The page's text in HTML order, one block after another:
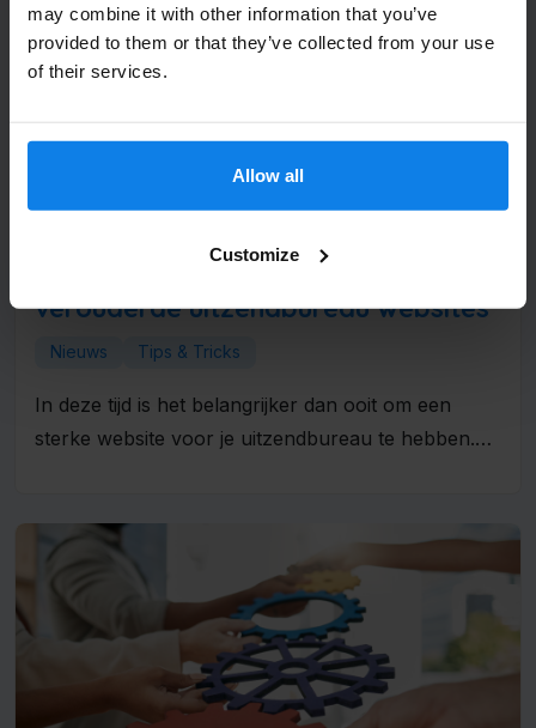
may combine it with other information that you’ve
provided to them or that they’ve collected from your use
of their services.
Allow all
Customize
Waarom kandidaten afhaken bij
verouderde uitzendbureau websites
Nieuws Tips & Tricks
In deze tijd is het belangrijker dan ooit om een
sterke website voor je uitzendbureau te hebben.
Email*